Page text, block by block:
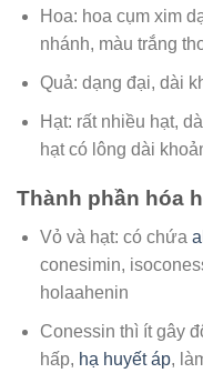
Hoa: hoa cụm xim
nhánh, màu trắng
Quả: dạng đại, dài
Hạt: rất nhiều hạt,
hạt có lông dài
Thành phần hóa
Vỏ và hạt: có chứa
conesimin,
holaahenin
Conessin thì ít gây
hấp, hạ huyết áp,